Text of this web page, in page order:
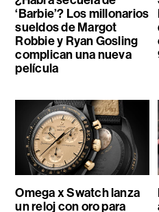
‘Barbie’? Los millonarios
sueldos de Margot
Robbie y Ryan Gosling
complican una nueva
película
Omega x Swatch lanza
un reloj con oro para